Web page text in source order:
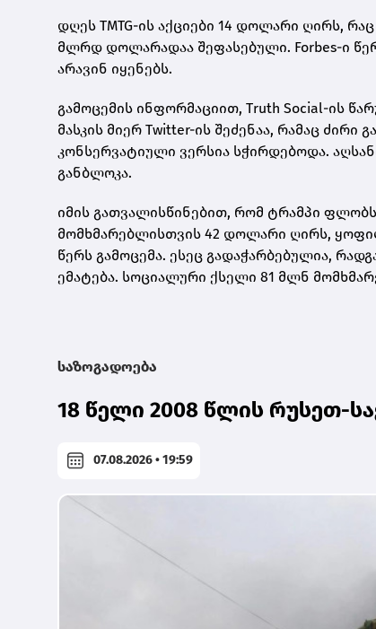
დღეს TMTG-ის აქციები 14 დოლარი ღირს,
მლრდ დოლარადაა შეფასებული. Forbes-ი
არავინ იყენებს.
გამოცემის ინფორმაციით, Truth Social-ის
მასკის მიერ Twitter-ის შეძენაა, რამაც
კონსერვატიული ვერსია სჭირდებოდა.
განბლოკა.
იმის გათვალისწინებით, რომ ტრამპი
მომხმარებლისთვის 42 დოლარი ღირს,
წერს გამოცემა. ესეც გადაჭარბებულია,
ემატება. სოციალური ქსელი 81 მლნ
საზოგადოება
18 წელი 2008 წლის რუსეთ-
07.08.2026 • 19:59